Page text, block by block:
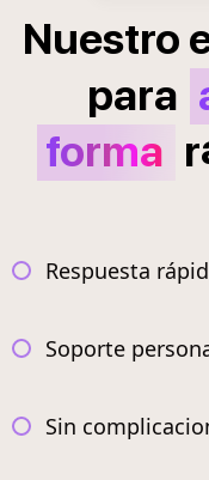
Nuestro
para
forma r
Respuesta
Soporte
Sin